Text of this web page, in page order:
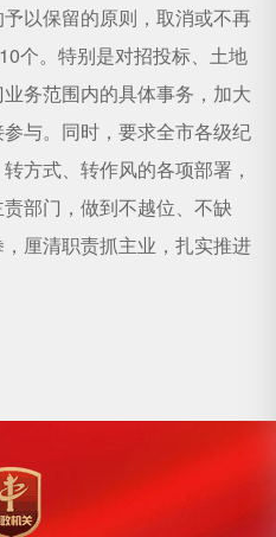
以保留的原则，取消或不再
个。特别是对招投标、土地
务范围内的具体事务，加大
与。同时，要求全市各级纪
方式、转作风的各项部署，
部门，做到不越位、不缺
厘清职责抓主业，扎实推进